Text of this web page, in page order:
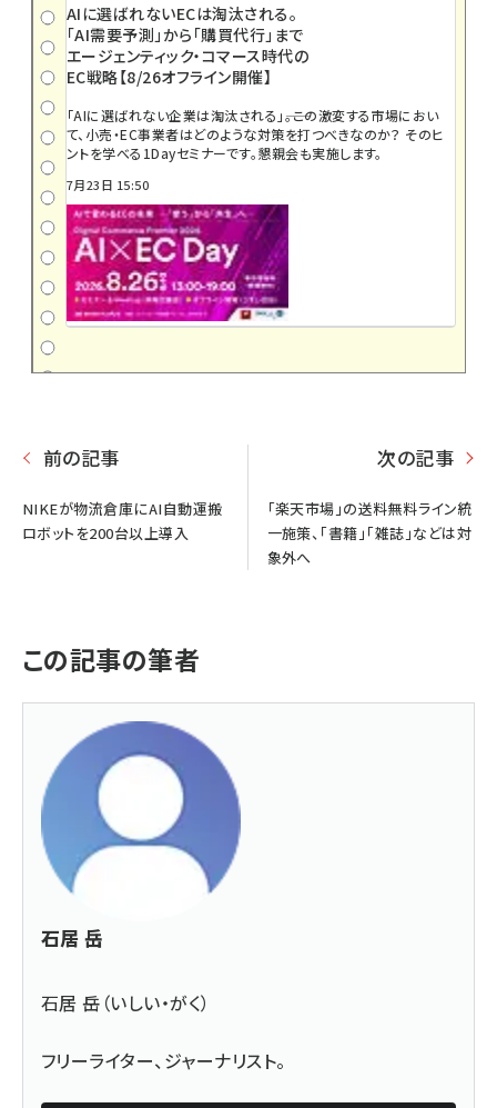
AIに選ばれないECは淘汰される。
「AI需要予測」から「購買代行」まで
エージェンティック・コマース時代の
EC戦略【8/26オフライン開催】
「AIに選ばれない企業は淘汰される」――。この激変する市場におい
て、小売・EC事業者はどのような対策を打つべきなのか？ そのヒ
ントを学べる1Dayセミナーです。懇親会も実施します。
7月23日 15:50
前の記事
NIKEが物流倉庫にAI自動運搬
ロボットを200台以上導入
次の記事
「楽天市場」の送料無料ライン統
一施策、「書籍」「雑誌」などは対
象外へ
この記事の筆者
石居 岳
石居 岳（いしい・がく）
フリーライター、ジャーナリスト。